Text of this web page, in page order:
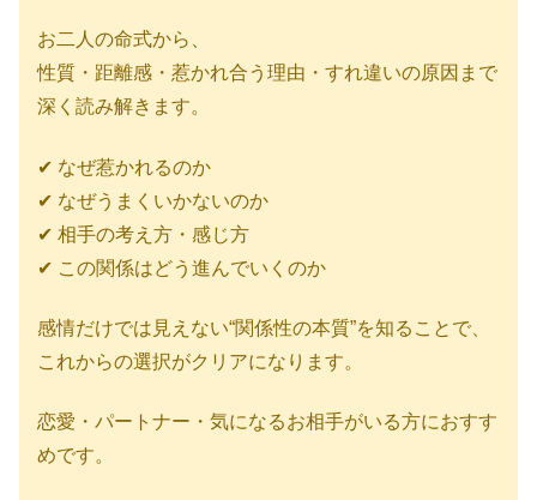
お二人の命式から、
性質・距離感・惹かれ合う理由・すれ違いの原因まで
深く読み解きます。
✔ なぜ惹かれるのか
✔ なぜうまくいかないのか
✔ 相手の考え方・感じ方
✔ この関係はどう進んでいくのか
感情だけでは見えない“関係性の本質”を知ることで、
これからの選択がクリアになります。
恋愛・パートナー・気になるお相手がいる方におすす
めです。